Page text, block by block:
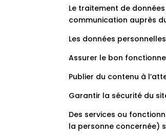
Le traitement de
communication auprès
Les données
Assurer le bon
Publier du contenu à
Garantir la sécurité du
Des services ou
la personne concernée)